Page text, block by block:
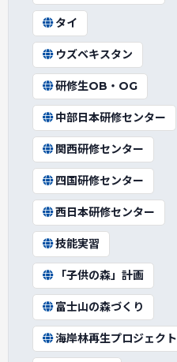
タイ
ウズベキスタン
研修生OB・OG
中部日本研修センター
関西研修センター
四国研修センター
西日本研修センター
技能実習
「子供の森」計画
富士山の森づくり
海岸林再生プロジェクト